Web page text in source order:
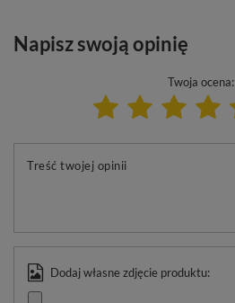
Napisz swoją opinię
Twoja ocena:
Treść twojej opinii
Dodaj własne zdjęcie produktu: